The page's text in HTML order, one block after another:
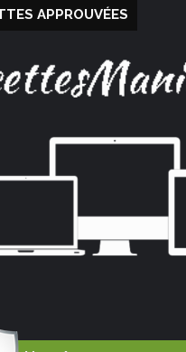
APPROUVÉES